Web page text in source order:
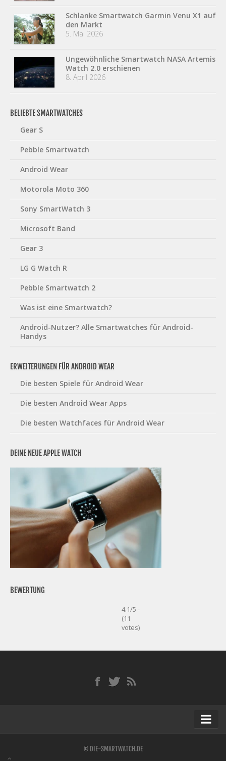
Schlanke Smartwatch Garmin Venu X1 auf
den Markt
5. Mai 2026
Ungewöhnliche Smartwatch NASA Artemis
Watch 2.0 erschienen
8. April 2026
BELIEBTE SMARTWATCHES
Gear S
Pebble Smartwatch
Android Wear
Motorola Moto 360
Sony SmartWatch 3
Microsoft Band
Gear 3
LG G Watch R
Pebble Smartwatch 2
Was ist eine Smartwatch?
Android-Nutzer? Alle Smartwatches für Android-
Handys
ERWEITERUNGEN FÜR ANDROID WEAR
Die besten Spiele für Android Wear
Die besten Android Wear Apps
Die besten Watchfaces für Android Wear
DEINE NEUE APPLE WATCH
BEWERTUNG
4.1/5 -
(11
votes)
© DIE-SMARTWATCH.DE